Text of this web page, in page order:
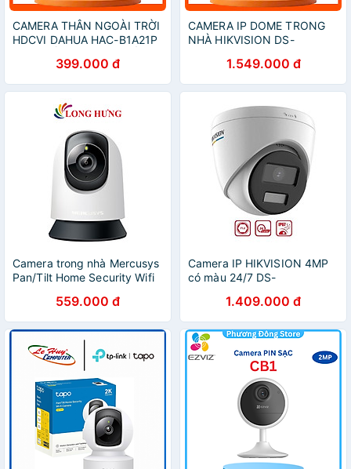
CAMERA THÂN NGOÀI TRỜI
HDCVI DAHUA HAC-B1A21P
20M, NGƯỢC SÁNG, CÂN
BẰNG TRẮNG
399.000 đ
CAMERA IP DOME TRONG
NHÀ HIKVISION DS-
MICRO GHI ÂM, CHỐNG
NGƯỢC SÁNG
1.549.000 đ
Camera trong nhà Mercusys
Pan/Tilt Home Security Wifi
559.000 đ
Camera IP HIKVISION 4MP
có màu 24/7 DS-
âm, trợ sáng ban đêm lên
đến 30m, chống nước IP67
,.-Hàng chính hãng
1.409.000 đ